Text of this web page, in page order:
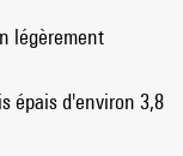
légèrement
épais d'environ 3,8